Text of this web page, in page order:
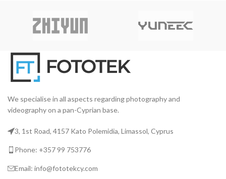
φωτιστικό
αναπαραγωγή, με
We specialise in all aspects regarding photography and
videography on a pan-Cyprian base.
3, 1st Road, 4157 Kato Polemidia, Limassol, Cyprus
Phone: +357 99 753776
Email: info@fototekcy.com